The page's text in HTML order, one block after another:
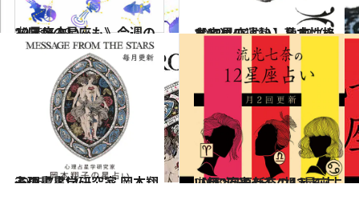
2026.3.29
《ほかの星座も》今週の12星座占い
占い 2021.12.1
【12星座占い】魚座（うお座）の運勢、基本性格まとめ
占い
2026.7.31
心理占星学研究家 岡本翔子の星占い
占い 2026.7.29
【月2回更新】“視える占い師”流光七奈の12星座占い
占い